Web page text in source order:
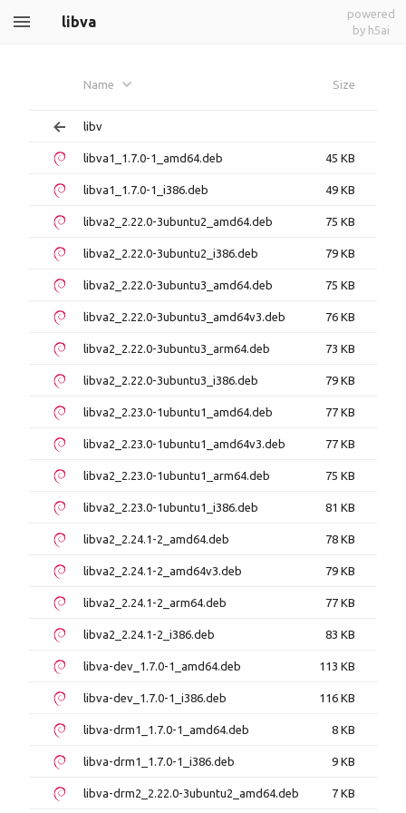
libva
powered
by h5ai
Name Size
libv
libva1_1.7.0-1_amd64.deb 45 KB
libva1_1.7.0-1_i386.deb 49 KB
libva2_2.22.0-3ubuntu2_amd64.deb 75 KB
libva2_2.22.0-3ubuntu2_i386.deb 79 KB
libva2_2.22.0-3ubuntu3_amd64.deb 75 KB
libva2_2.22.0-3ubuntu3_amd64v3.deb 76 KB
libva2_2.22.0-3ubuntu3_arm64.deb 73 KB
libva2_2.22.0-3ubuntu3_i386.deb 79 KB
libva2_2.23.0-1ubuntu1_amd64.deb 77 KB
libva2_2.23.0-1ubuntu1_amd64v3.deb 77 KB
libva2_2.23.0-1ubuntu1_arm64.deb 75 KB
libva2_2.23.0-1ubuntu1_i386.deb 81 KB
libva2_2.24.1-2_amd64.deb 78 KB
libva2_2.24.1-2_amd64v3.deb 79 KB
libva2_2.24.1-2_arm64.deb 77 KB
libva2_2.24.1-2_i386.deb 83 KB
libva-dev_1.7.0-1_amd64.deb 113 KB
libva-dev_1.7.0-1_i386.deb 116 KB
libva-drm1_1.7.0-1_amd64.deb 8 KB
libva-drm1_1.7.0-1_i386.deb 9 KB
libva-drm2_2.22.0-3ubuntu2_amd64.deb 7 KB